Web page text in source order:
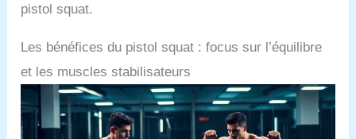
pistol squat.
Les bénéfices du pistol squat : focus sur l’équilibre
et les muscles stabilisateurs